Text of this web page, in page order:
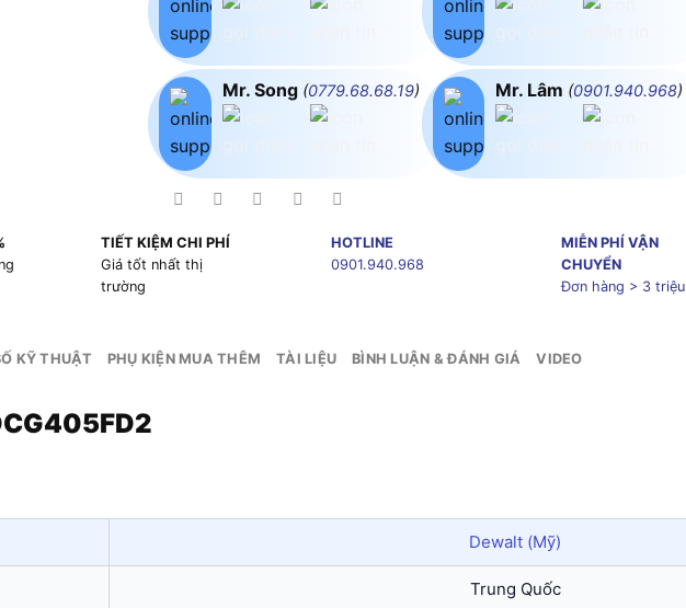
Mr. Song (0779.68.68.19) Mr. Lâm (0901.940.968)
TIẾT KIỆM CHI PHÍ
Giá tốt nhất thị
trường
HOTLINE
0901.940.968
MIỄN PHÍ VẬN
CHUYỂN
Đơn hàng > 3 triệu
KỸ THUẬT PHỤ KIỆN MUA THÊM TÀI LIỆU BÌNH LUẬN & ĐÁNH GIÁ VIDEO
Dewalt (Mỹ)
Trung Quốc